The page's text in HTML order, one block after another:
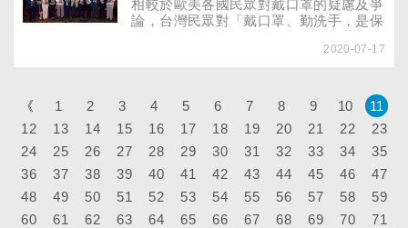
相較於歐美各國民眾對戴口罩的疑慮及爭
論，台灣民眾對「戴口罩、勤洗手，是保
而喚起這份自覺的幕後推手，就是現任監
耳熟能詳的「健康是您的權利、保健是您
的責任」、「行政院衛生署關心您」等口
號即是她任內提出。她也首創許多「第
一」的政策與制度，包括健保開辦、創設
國家衛生研究院、全面施打小兒麻痺疫
苗、菸害防制立法、愛滋防治、反毒等
等。為了記錄這段台灣醫療衛生令人驕傲
的歷史，寶佳公益慈善基金會和董氏基金
2020-07-17
《 1 2 3 4 5 6 7 8 9 10
11
12
13 14 15 16 17 18 19 20 21 22
23
24
25 26 27 28 29 30 31 32 33 34
35
36
37 38 39 40 41 42 43 44 45 46
47
48
49 50 51 52 53 54 55 56 57 58
59
60
61 62 63 64 65 66 67 68 69 70
71